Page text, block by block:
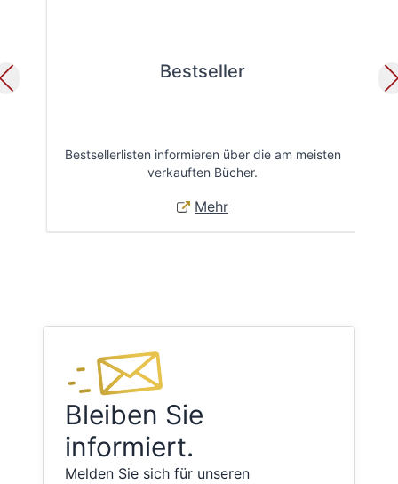
Bestseller
Bestsellerlisten informieren über die am meisten
verkauften Bücher.
Mehr
Bleiben Sie
informiert.
Melden Sie sich für unseren